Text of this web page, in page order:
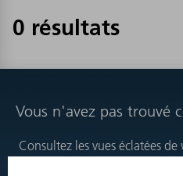
0 résultats
Vous n'avez pas trouvé
Consultez les vues éclatées